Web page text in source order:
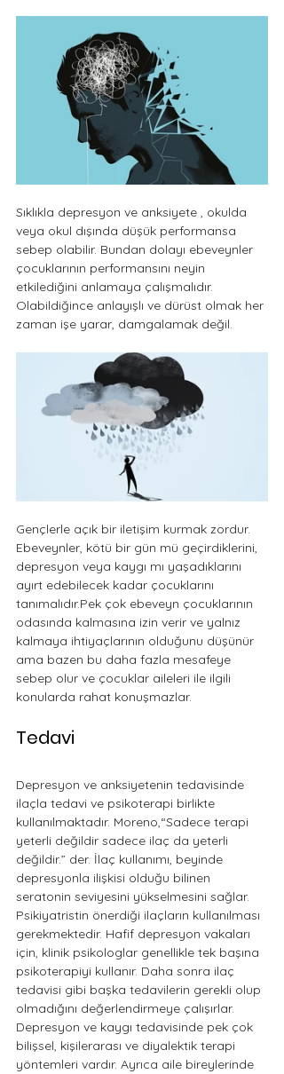
Sıklıkla depresyon ve anksiyete , okulda
veya okul dışında düşük performansa
sebep olabilir. Bundan dolayı ebeveynler
çocuklarının performansını neyin
etkilediğini anlamaya çalışmalıdır.
Olabildiğince anlayışlı ve dürüst olmak her
zaman işe yarar, damgalamak değil.
Gençlerle açık bir iletişim kurmak zordur.
Ebeveynler, kötü bir gün mü geçirdiklerini,
depresyon veya kaygı mı yaşadıklarını
ayırt edebilecek kadar çocuklarını
tanımalıdır.Pek çok ebeveyn çocuklarının
odasında kalmasına izin verir ve yalnız
kalmaya ihtiyaçlarının olduğunu düşünür
ama bazen bu daha fazla mesafeye
sebep olur ve çocuklar aileleri ile ilgili
konularda rahat konuşmazlar.
Tedavi
Depresyon ve anksiyetenin tedavisinde
ilaçla tedavi ve psikoterapi birlikte
kullanılmaktadır. Moreno,“Sadece terapi
yeterli değildir sadece ilaç da yeterli
değildir.” der. İlaç kullanımı, beyinde
depresyonla ilişkisi olduğu bilinen
seratonin seviyesini yükselmesini sağlar.
Psikiyatristin önerdiği ilaçların kullanılması
gerekmektedir. Hafif depresyon vakaları
için, klinik psikologlar genellikle tek başına
psikoterapiyi kullanır. Daha sonra ilaç
tedavisi gibi başka tedavilerin gerekli olup
olmadığını değerlendirmeye çalışırlar.
Depresyon ve kaygı tedavisinde pek çok
bilişsel, kişilerarası ve diyalektik terapi
yöntemleri vardır. Ayrıca aile bireylerinde